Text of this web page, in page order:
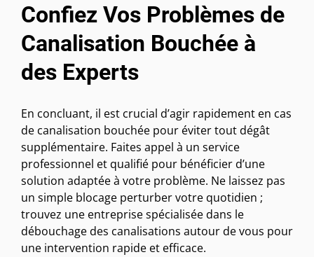
Confiez Vos Problèmes de
Canalisation Bouchée à
des Experts
En concluant, il est crucial d’agir rapidement en cas
de canalisation bouchée pour éviter tout dégât
supplémentaire. Faites appel à un service
professionnel et qualifié pour bénéficier d’une
solution adaptée à votre problème. Ne laissez pas
un simple blocage perturber votre quotidien ;
trouvez une entreprise spécialisée dans le
débouchage des canalisations autour de vous pour
une intervention rapide et efficace.